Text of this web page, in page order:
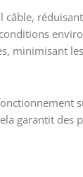
minimisant
garantit